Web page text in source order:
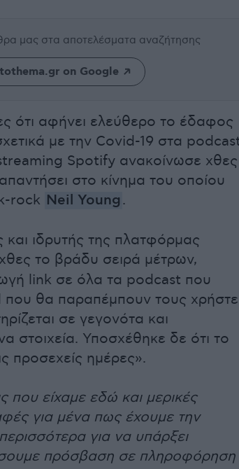
μας στα αποτελέσματα αναζήτησης
on Google
ότι αφήνει ελεύθερο το έδαφος
με την Covid-19 στα
Spotify ανακοίνωσε χθες
στο κίνημα του οποίου
rock Neil Young .
ιδρυτής της πλατφόρμας
το βράδυ σειρά μέτρων,
link σε όλα τα podcast που
που θα παραπέμπουν τους
σε γεγονότα και
στοιχεία. Υποσχέθηκε δε ότι το
προσεχείς ημέρες».
που είχαμε εδώ και μερικές
για μένα πως έχουμε την
για να υπάρξει
πρόσβαση σε πληροφόρηση